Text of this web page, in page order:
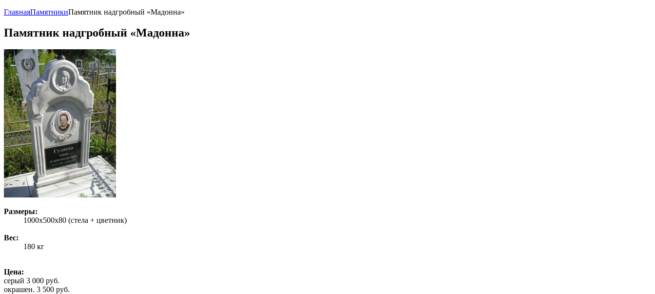
ГлавнаяПамятникиПамятник надгробный «Мадонна»
Памятник надгробный «Мадонна»
Размеры:
1000x500x80 (стела + цветник)
Вес:
180 кг
Цена:
серый 3 000 руб.
окрашен. 3 500 руб.